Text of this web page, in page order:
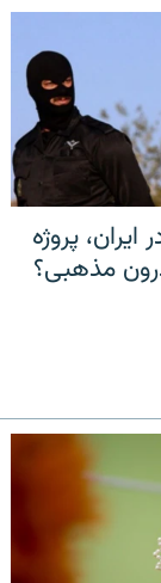
ایران، پروژه
مذهبی؟